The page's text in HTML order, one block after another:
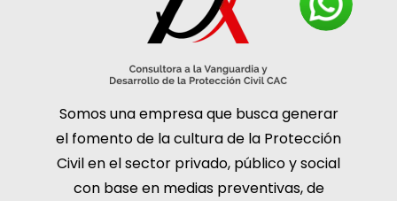
Somos una empresa que busca generar
el fomento de la cultura de la Protección
Civil en el sector privado, público y social
con base en medias preventivas, de